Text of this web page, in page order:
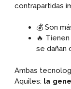
contrapartidas
💰 Son
🔥 Tienen
se dañan
Ambas
Aquiles: la